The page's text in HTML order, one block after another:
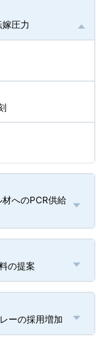
圧力
へのPCR供給
の提案
ーの採用増加